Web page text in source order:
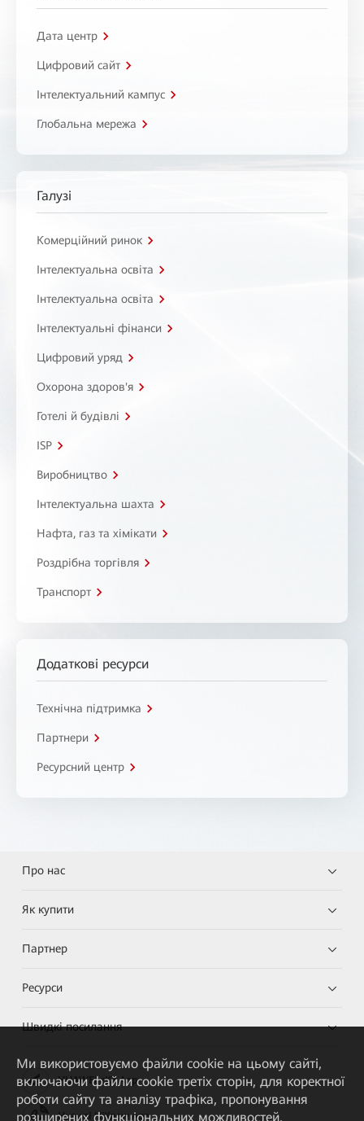
Дата центр
Цифровий сайт
Інтелектуальний кампус
Глобальна мережа
Галузі
Комерційний ринок
Інтелектуальна освіта
Інтелектуальна освіта
Інтелектуальні фінанси
Цифровий уряд
Охорона здоров'я
Готелі й будівлі
ISP
Виробництво
Інтелектуальна шахта
Нафта, газ та хімікати
Роздрібна торгівля
Транспорт
Додаткові ресурси
Технічна підтримка
Партнери
Ресурсний центр
Про нас
Як купити
Партнер
Ресурси
Швидкі посилання
HUAWEI eKit App
Huawei HiKnow App
Ми використовуємо файли cookie на цьому сайті,
включаючи файли cookie третіх сторін, для коректної
роботи сайту та аналізу трафіка, пропонування
розширених функціональних можливостей,